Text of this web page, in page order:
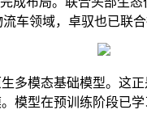
车领域，卓驭也已联
模态基础模型。这
模型在预训练阶段已